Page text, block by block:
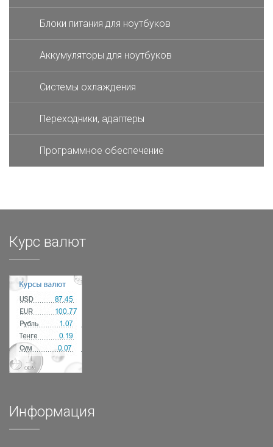
Блоки питания для ноутбуков
Аккумуляторы для ноутбуков
Системы охлаждения
Переходники, адаптеры
Программное обеспечение
Курс валют
Информация